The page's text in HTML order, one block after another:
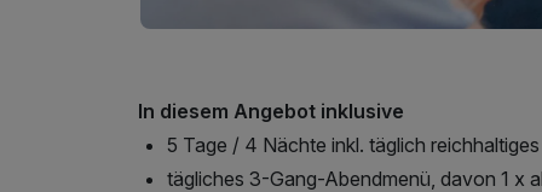
In diesem Angebot inklusive
5 Tage / 4 Nächte inkl. täglich
tägliches 3-Gang-Abendmenü, davon 1 x